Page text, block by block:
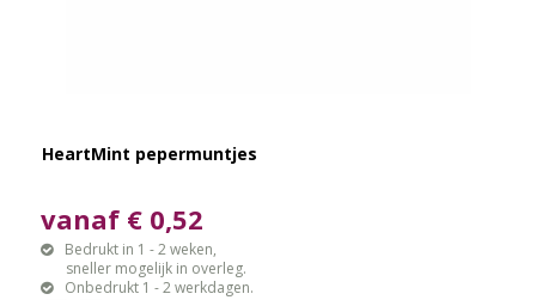
HeartMint pepermuntjes
vanaf € 0,52
Bedrukt in 1 - 2 weken,
sneller mogelijk in overleg.
Onbedrukt 1 - 2 werkdagen.